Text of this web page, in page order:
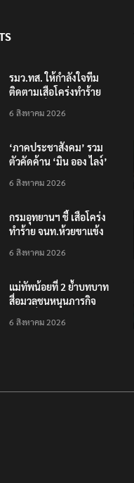
รมว.ทส. ให้กำลังใจทีม
ติดตามเสือโคร่งทำร้าย
6 สิงหาคม 2026
‘ภาคประชาสังคม’ รวม
ตัวคัดค้าน ‘มิน ออง ไลง์’
ต้อนรับอาชญากร’
6 สิงหาคม 2026
กรมอุทยานฯ ชี้ เสือโคร่ง
ทำร้าย จนท.ห้วยขาแข้ง
บังเอิญ ไม่เข้าข่าย ‘เสือ
6 สิงหาคม 2026
แม่ทัพน้อยที่ 2 ย้ำบทบาท
สื่อมวลชนหนุนภารกิจ
6 สิงหาคม 2026